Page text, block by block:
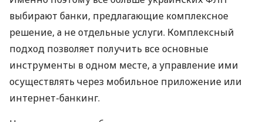
выбирают банки, предлагающие комплексное
решение, а не отдельные услуги. Комплексный
подход позволяет получить все основные
инструменты в одном месте, а управление ими
осуществлять через мобильное приложение или
интернет-банкинг.